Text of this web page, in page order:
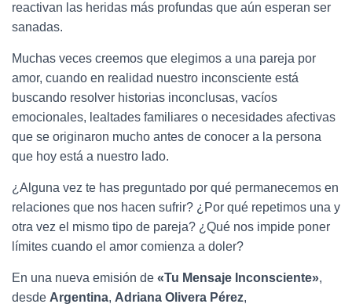
N
reactivan las heridas más profundas que aún esperan ser
sanadas.
Muchas veces creemos que elegimos a una pareja por
amor, cuando en realidad nuestro inconsciente está
buscando resolver historias inconclusas, vacíos
emocionales, lealtades familiares o necesidades afectivas
que se originaron mucho antes de conocer a la persona
que hoy está a nuestro lado.
¿Alguna vez te has preguntado por qué permanecemos en
relaciones que nos hacen sufrir? ¿Por qué repetimos una y
otra vez el mismo tipo de pareja? ¿Qué nos impide poner
límites cuando el amor comienza a doler?
En una nueva emisión de «Tu Mensaje Inconsciente»,
desde Argentina, Adriana Olivera Pérez,